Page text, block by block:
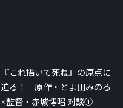
『これ描いて死ね』の原点に
迫る！ 原作・とよ田みのる
×監督・赤城博昭 対談①